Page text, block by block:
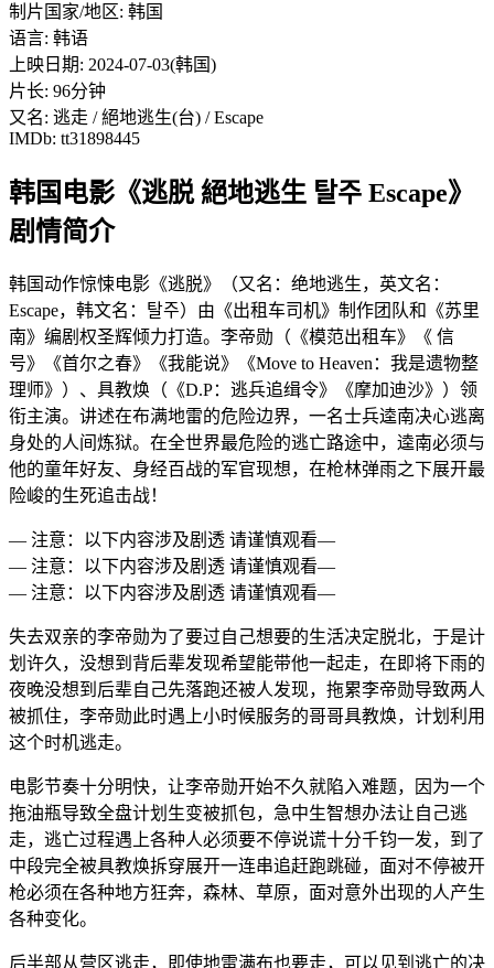
制片国家/地区: 韩国
语言: 韩语
上映日期: 2024-07-03(韩国)
片长: 96分钟
又名: 逃走 / 絕地逃生(台) / Escape
IMDb: tt31898445
韩国电影《逃脱 絕地逃生 탈주 Escape》
剧情简介
韩国动作惊悚电影《逃脱》（又名：绝地逃生，英文名：
Escape，韩文名：탈주）由《出租车司机》制作团队和《苏里
南》编剧权圣辉倾力打造。李帝勋（《模范出租车》《 信
号》《首尔之春》《我能说》《Move to Heaven：我是遗物整
理师》）、具教焕（《D.P：逃兵追缉令》《摩加迪沙》）领
衔主演。讲述在布满地雷的危险边界，一名士兵逵南决心逃离
身处的人间炼狱。在全世界最危险的逃亡路途中，逵南必须与
他的童年好友、身经百战的军官现想，在枪林弹雨之下展开最
险峻的生死追击战！
— 注意：以下内容涉及剧透 请谨慎观看—
— 注意：以下内容涉及剧透 请谨慎观看—
— 注意：以下内容涉及剧透 请谨慎观看—
失去双亲的李帝勋为了要过自己想要的生活决定脱北，于是计
划许久，没想到背后辈发现希望能带他一起走，在即将下雨的
夜晚没想到后辈自己先落跑还被人发现，拖累李帝勋导致两人
被抓住，李帝勋此时遇上小时候服务的哥哥具教焕，计划利用
这个时机逃走。
电影节奏十分明快，让李帝勋开始不久就陷入难题，因为一个
拖油瓶导致全盘计划生变被抓包，急中生智想办法让自己逃
走，逃亡过程遇上各种人必须要不停说谎十分千钧一发，到了
中段完全被具教焕拆穿展开一连串追赶跑跳碰，面对不停被开
枪必须在各种地方狂奔，森林、草原，面对意外出现的人产生
各种变化。
后半部从营区逃走，即使地雷满布也要走，可以见到逃亡的决